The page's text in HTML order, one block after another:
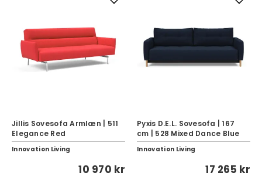
Jillis Sovesofa Armlæn | 511
Elegance Red
Innovation Living
10 970 kr
Pyxis D.E.L. Sovesofa | 167
cm | 528 Mixed Dance Blue
Innovation Living
17 265 kr